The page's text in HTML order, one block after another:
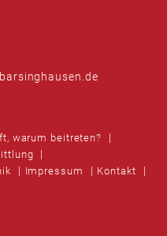
warum beitreten?
Impressum
Kontakt